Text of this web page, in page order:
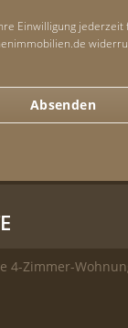
Einwilligung
Absenden
4-Zimmer-